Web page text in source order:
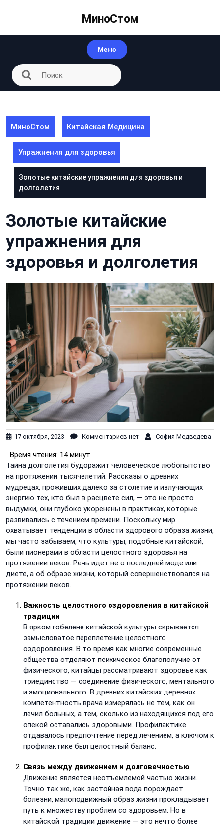
МиноСтом
Меню
МиноСтом Китайская Медицина
Упражнения для здоровья
Золотые китайские упражнения для здоровья и
долголетия
Золотые китайские
упражнения для
здоровья и долголетия
17 октября, 2023 Комментариев нет София Медведева
Время чтения: 14 минут
Тайна долголетия будоражит человеческое любопытство
на протяжении тысячелетий. Рассказы о древних
мудрецах, проживших далеко за столетие и излучающих
энергию тех, кто был в расцвете сил, — это не просто
выдумки, они глубоко укоренены в практиках, которые
развивались с течением времени. Поскольку мир
охватывает тенденции в области здорового образа жизни,
мы часто забываем, что культуры, подобные китайской,
были пионерами в области целостного здоровья на
протяжении веков. Речь идет не о последней моде или
диете, а об образе жизни, который совершенствовался на
протяжении веков.
Важность целостного оздоровления в китайской
традиции
В ярком гобелене китайской культуры скрывается
замысловатое переплетение целостного
оздоровления. В то время как многие современные
общества отделяют психическое благополучие от
физического, китайцы рассматривают здоровье как
триединство — соединение физического, ментального
и эмоционального. В древних китайских деревнях
компетентность врача измерялась не тем, как он
лечил больных, а тем, сколько из находящихся под его
опекой оставались здоровыми. Профилактике
отдавалось предпочтение перед лечением, а ключом к
профилактике был целостный баланс.
Связь между движением и долговечностью
Движение является неотъемлемой частью жизни.
Точно так же, как застойная вода порождает
болезни, малоподвижный образ жизни прокладывает
путь к множеству проблем со здоровьем. Но в
китайской традиции движение — это нечто более